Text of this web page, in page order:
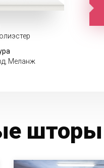
Меланж
шторы